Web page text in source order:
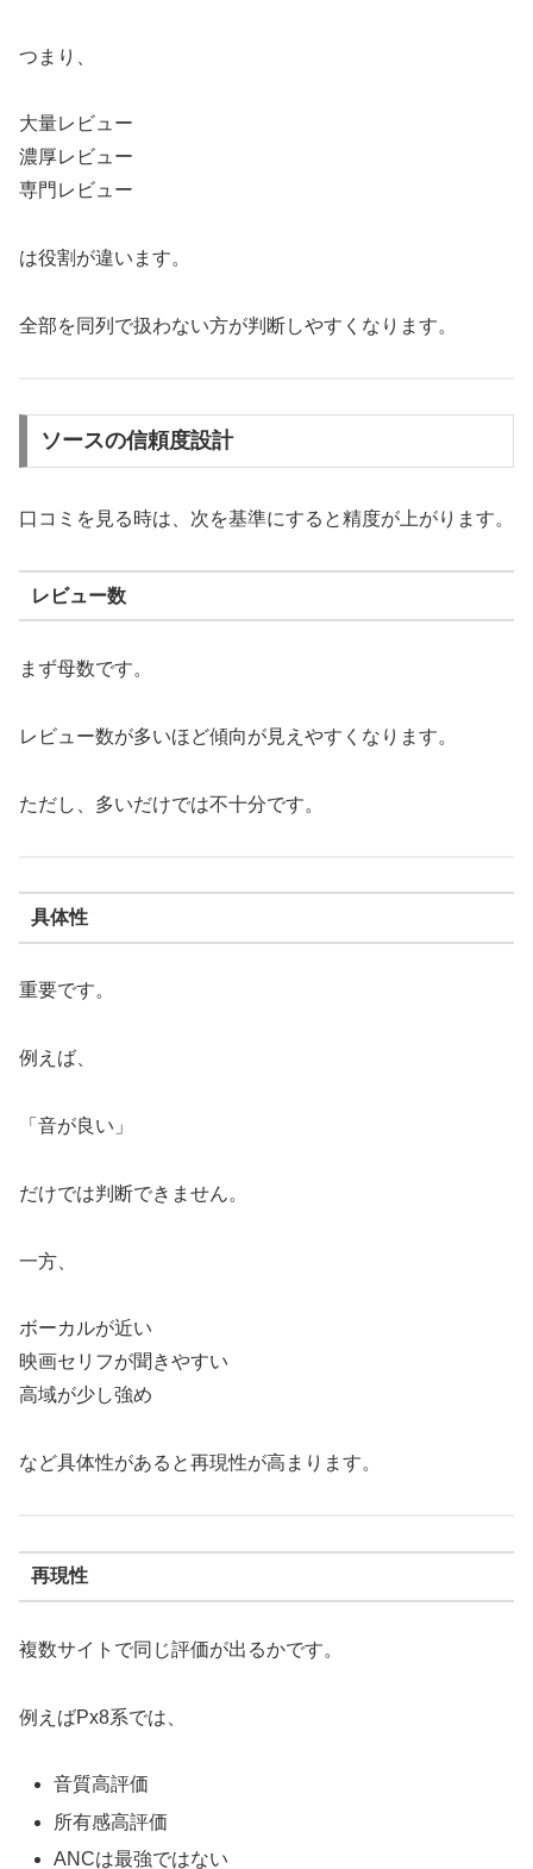
つまり、
大量レビュー
濃厚レビュー
専門レビュー
は役割が違います。
全部を同列で扱わない方が判断しやすくなります。
ソースの信頼度設計
口コミを見る時は、次を基準にすると精度が上がります。
レビュー数
まず母数です。
レビュー数が多いほど傾向が見えやすくなります。
ただし、多いだけでは不十分です。
具体性
重要です。
例えば、
「音が良い」
だけでは判断できません。
一方、
ボーカルが近い
映画セリフが聞きやすい
高域が少し強め
など具体性があると再現性が高まります。
再現性
複数サイトで同じ評価が出るかです。
例えばPx8系では、
音質高評価
所有感高評価
ANCは最強ではない